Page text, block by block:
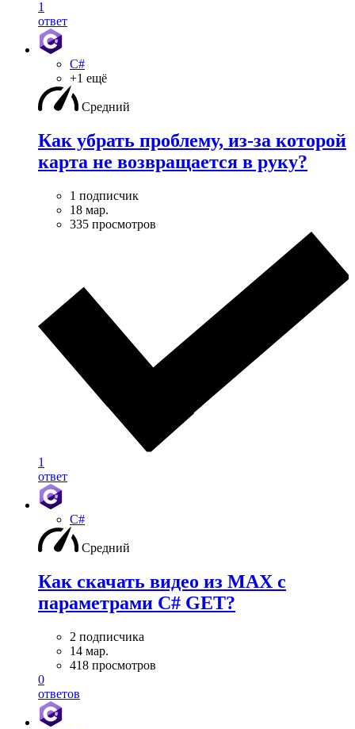
1
ответ
C#
+1 ещё
Средний
Как убрать проблему, из-за которой
карта не возвращается в руку?
1 подписчик
18 мар.
335 просмотров
1
ответ
C#
Средний
Как скачать видео из MAX с
параметрами C# GET?
2 подписчика
14 мар.
418 просмотров
0
ответов